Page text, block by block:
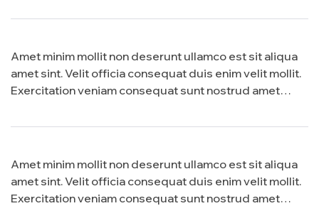
Amet minim mollit non deserunt ullamco est sit aliqua
amet sint. Velit officia consequat duis enim velit mollit.
Exercitation veniam consequat sunt nostrud amet…
Amet minim mollit non deserunt ullamco est sit aliqua
amet sint. Velit officia consequat duis enim velit mollit.
Exercitation veniam consequat sunt nostrud amet…